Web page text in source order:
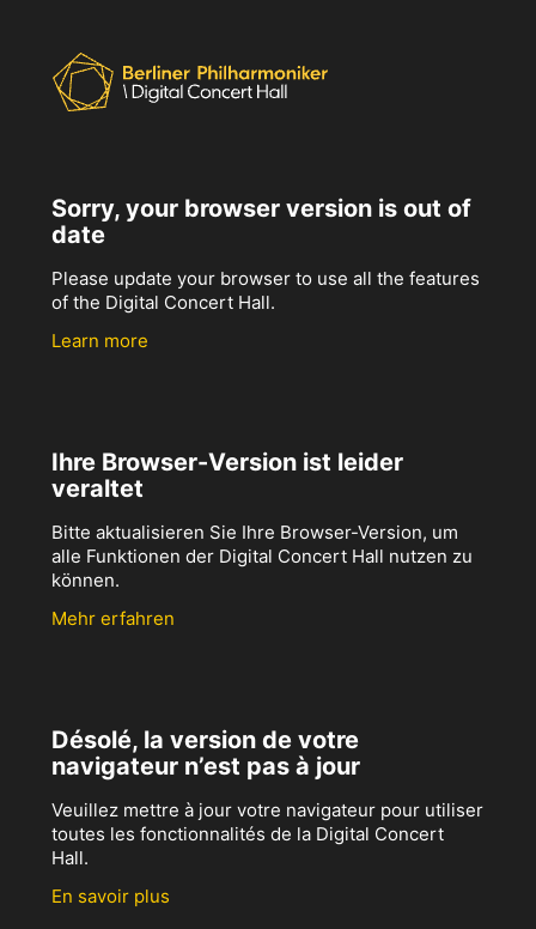
Sorry, your browser version is out of
date
Please update your browser to use all the features
of the Digital Concert Hall.
Learn more
Ihre Browser-Version ist leider
veraltet
Bitte aktualisieren Sie Ihre Browser-Version, um
alle Funktionen der Digital Concert Hall nutzen zu
können.
Mehr erfahren
Désolé, la version de votre
navigateur n’est pas à jour
Veuillez mettre à jour votre navigateur pour utiliser
toutes les fonctionnalités de la Digital Concert
Hall.
En savoir plus